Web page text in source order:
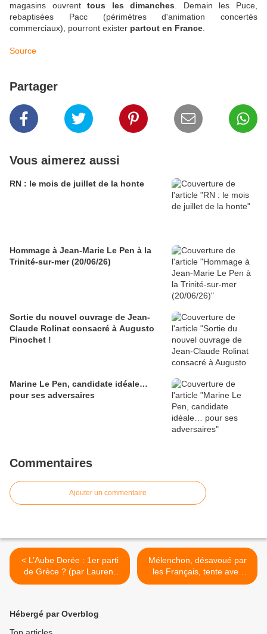
magasins ouvrenttous les dimanches . Demain les Puce,
rebaptisées Pacc (périmètres d'animation concertés
commerciaux), pourront exister partout en France
Source
Partager
Vous aimerez aussi
RN : le mois de juillet de la honte
Hommage à Jean-Marie Le Pen à la
Trinité-sur-mer (20/06/26)
Sortie du nouvel ouvrage de Jean-
Claude Rolinat consacré à Augusto
Pinochet !
Marine Le Pen, candidate idéale…
pour ses adversaires
Commentaires
Ajouter un commentaire
< L’Aube Dorée : 1er parti
de Grèce ? (par Laurent
Glauzy)
Mélenchon, désavoué par
les Français, tente avec
TF1 de manipuler l’opinion
Hébergé par Overblog